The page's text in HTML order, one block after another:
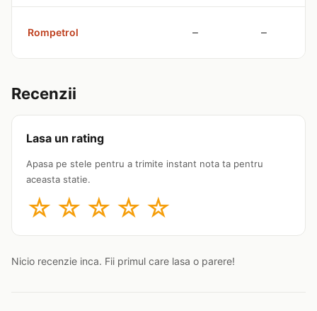
Rompetrol — —
Recenzii
Lasa un rating
Apasa pe stele pentru a trimite instant nota ta pentru
aceasta statie.
☆ ☆ ☆ ☆ ☆
Nicio recenzie inca. Fii primul care lasa o parere!